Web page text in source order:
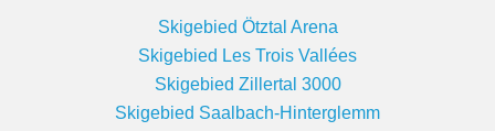
Skigebied Ötztal Arena
Skigebied Les Trois Vallées
Skigebied Zillertal 3000
Skigebied Saalbach-Hinterglemm